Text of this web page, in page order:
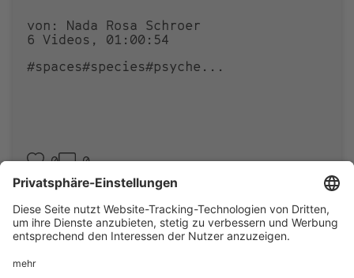
von: Nada Rosa Schroer
6 Videos, 01:00:54
#spaces#species#psyche ...
0 0
Footer
menu
IMPRESSUM PRIVACY
IMAI PLAY NUTZUNGSBEDINGUNGEN